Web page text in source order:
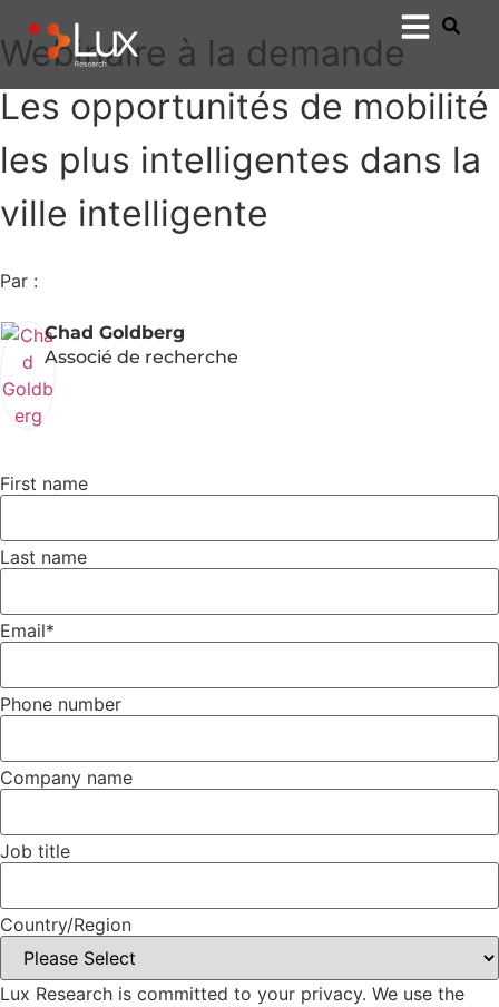
Webinaire à la demande
Les opportunités de mobilité
les plus intelligentes dans la
ville intelligente
Par :
Chad Goldberg
Associé de recherche
First name
Last name
Email*
Phone number
Company name
Job title
Country/Region
Lux Research is committed to your privacy. We use the